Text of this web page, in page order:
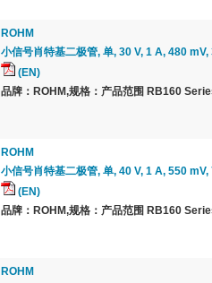
ROHM
小信号肖特基二极管, 单, 30 V, 1 A, 480 mV,
(EN)
品牌：ROHM,规格：产品范围 RB160
ROHM
小信号肖特基二极管, 单, 40 V, 1 A, 550 mV,
(EN)
品牌：ROHM,规格：产品范围 RB160
ROHM